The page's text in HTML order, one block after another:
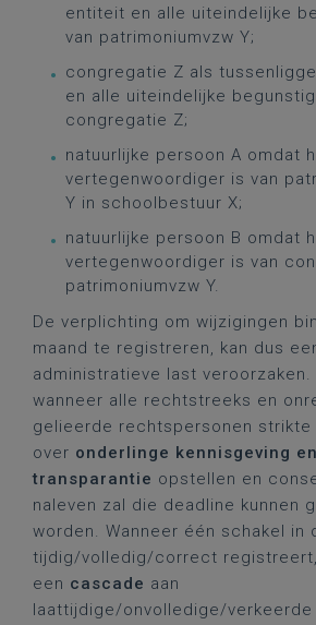
entiteit en alle uiteindelijke
van patrimoniumvzw Y;
congregatie Z als
en alle uiteindelijke
congregatie Z;
natuurlijke persoon A omdat
vertegenwoordiger is van
Y in schoolbestuur X;
natuurlijke persoon B omdat
vertegenwoordiger is van
patrimoniumvzw Y.
De verplichting om wijzigingen
maand te registreren, kan dus
administratieve last veroorzaken.
wanneer alle rechtstreeks en
gelieerde rechtspersonen strikte
over onderlinge kennisgeving en
transparantie opstellen en
naleven zal die deadline kunnen
worden. Wanneer één schakel in
tijdig/volledig/correct
een cascade aan
laattijdige/onvolledige/